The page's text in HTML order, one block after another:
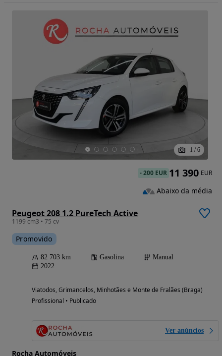
1 / 6
Peugeot 208 1.2 PureTech Active
1199 cm3 • 75 cv
Promovido
82 703 km Gasolina
Manual
2022
Viatodos, Grimancelos, Minhotães e Monte de Fralães (Braga)
Profissional • Publicado
Ver anúncios
Rocha Automóveis
-200 EUR 11 390 EUR
Abaixo da média